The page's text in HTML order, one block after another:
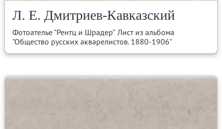
Л. Е. Дмитриев-Кавказский
Фотоателье "Рентц и Шрадер" Лист из альбома
"Общество русских акварелистов. 1880-1906"